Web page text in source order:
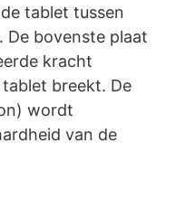
tablet tussen
De bovenste plaat
kracht
breekt. De
wordt
van de